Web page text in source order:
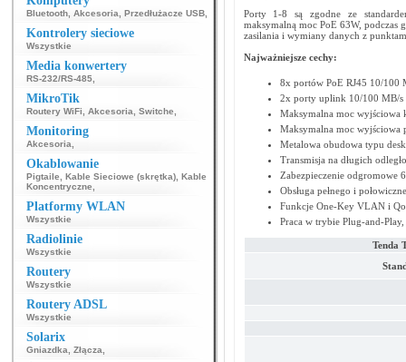
Bluetooth Akcesoria Przedłużacze USB
Kontrolery sieciowe
Wszystkie
Media konwertery
RS-232/RS-485
MikroTik
Routery WiFi Akcesoria Switche
Monitoring
Akcesoria
Okablowanie
Pigtaile Kable Sieciowe (skrętka) Kable
Koncentryczne
Platformy WLAN
Wszystkie
Radiolinie
Wszystkie
Routery
Wszystkie
Routery ADSL
Wszystkie
Solarix
Gniazdka Złącza
Porty 1-8 są zgodne ze
maksymalną moc PoE 63W, podczas
zasilania i wymiany danych z
Najważniejsze cechy:
8x portów PoE RJ45 10/100
2x porty uplink 10/100 MB/s
Maksymalna moc wyjściowa
Maksymalna moc wyjściowa
Metalowa obudowa typu
Transmisja na długich
Zabezpieczenie odgromowe
Obsługa pełnego i
Funkcje One-Key VLAN i
Praca w trybie Plug-and-
Tenda